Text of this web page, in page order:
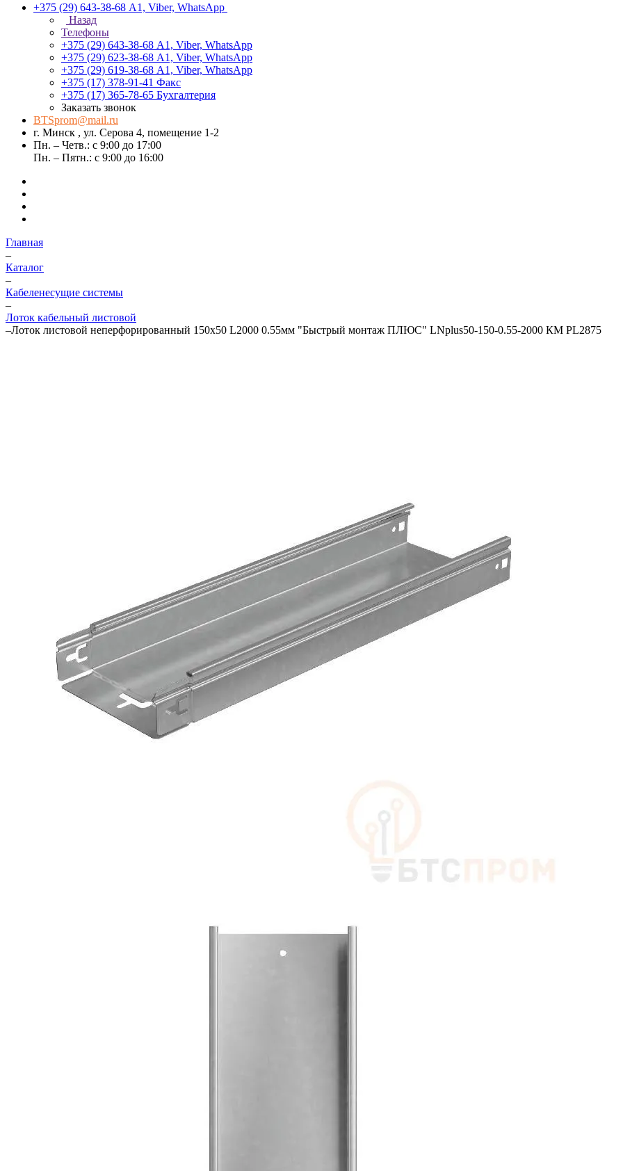
+375 (29) 643-38-68 А1, Viber, WhatsApp
Назад
Телефоны
+375 (29) 643-38-68 А1, Viber, WhatsApp
+375 (29) 623-38-68 А1, Viber, WhatsApp
+375 (29) 619-38-68 А1, Viber, WhatsApp
+375 (17) 378-91-41 Факс
+375 (17) 365-78-65 Бухгалтерия
Заказать звонок
BTSprom@mail.ru
г. Минск , ул. Серова 4, помещение 1-2
Пн. – Четв.: с 9:00 до 17:00
Пн. – Пятн.: с 9:00 до 16:00
Главная
–
Каталог
–
Кабеленесущие системы
–
Лоток кабельный листовой
–Лоток листовой неперфорированный 150х50 L2000 0.55мм "Быстрый монтаж ПЛЮС" LNplus50-150-0.55-2000 КМ PL2875